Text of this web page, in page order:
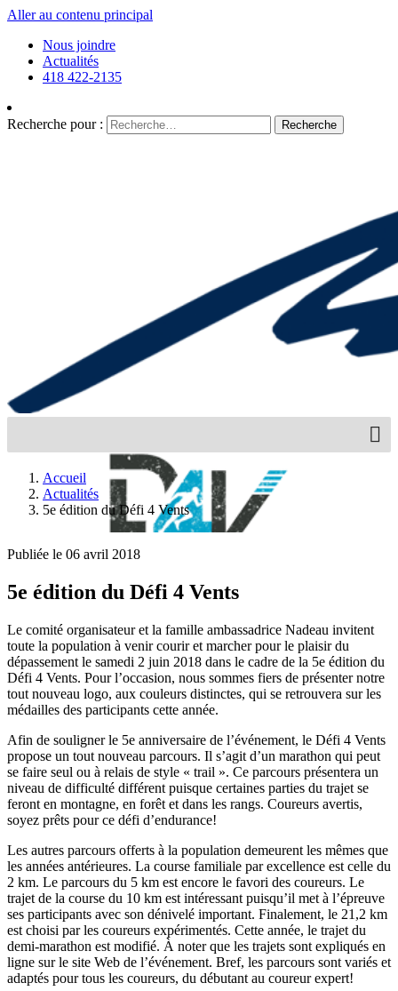
Aller au contenu principal
Nous joindre
Actualités
418 422-2135
Recherche pour : Recherche
Accueil
Actualités
5e édition du Défi 4 Vents
Publiée le 06 avril 2018
5e édition du Défi 4 Vents
Le comité organisateur et la famille ambassadrice Nadeau invitent
toute la population à venir courir et marcher pour le plaisir du
dépassement le samedi 2 juin 2018 dans le cadre de la 5e édition du
Défi 4 Vents. Pour l’occasion, nous sommes fiers de présenter notre
tout nouveau logo, aux couleurs distinctes, qui se retrouvera sur les
médailles des participants cette année.
Afin de souligner le 5e anniversaire de l’événement, le Défi 4 Vents
propose un tout nouveau parcours. Il s’agit d’un marathon qui peut
se faire seul ou à relais de style « trail ». Ce parcours présentera un
niveau de difficulté différent puisque certaines parties du trajet se
feront en montagne, en forêt et dans les rangs. Coureurs avertis,
soyez prêts pour ce défi d’endurance!
Les autres parcours offerts à la population demeurent les mêmes que
les années antérieures. La course familiale par excellence est celle du
2 km. Le parcours du 5 km est encore le favori des coureurs. Le
trajet de la course du 10 km est intéressant puisqu’il met à l’épreuve
ses participants avec son dénivelé important. Finalement, le 21,2 km
est choisi par les coureurs expérimentés. Cette année, le trajet du
demi-marathon est modifié. À noter que les trajets sont expliqués en
ligne sur le site Web de l’événement. Bref, les parcours sont variés et
adaptés pour tous les coureurs, du débutant au coureur expert!